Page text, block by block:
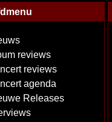
reviews
reviews
agenda
Releases